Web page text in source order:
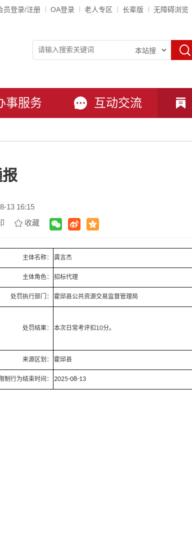
员登录/注册 OA登录 老人专区 长辈版 无障碍浏览
事服务 互动交流
13 16:15
收藏
主体名称： 龚言杰
主体角色： 招标代理
处罚执行部门： 霍邱县公共资源交易监督管理局
处罚结果： 本次日常考评扣10分。
来源区划： 霍邱县
限制行为结束时间： 2025-08-13